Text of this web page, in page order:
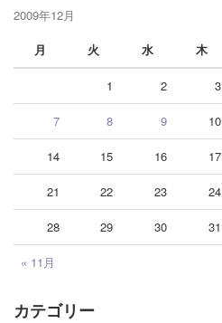
2009年12月
月
火 水 木
« 11月
1 2 3
7 8 9 10
14 15 16 17
21 22 23 24
28 29 30 31
カテゴリー